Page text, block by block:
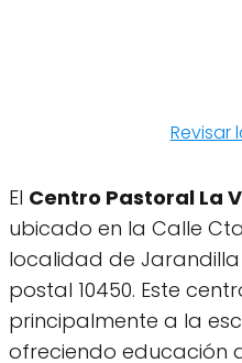
Revisar
El Centro Pastoral La
ubicado en la Calle
localidad de
postal 10450. Este
principalmente a la
ofreciendo educación